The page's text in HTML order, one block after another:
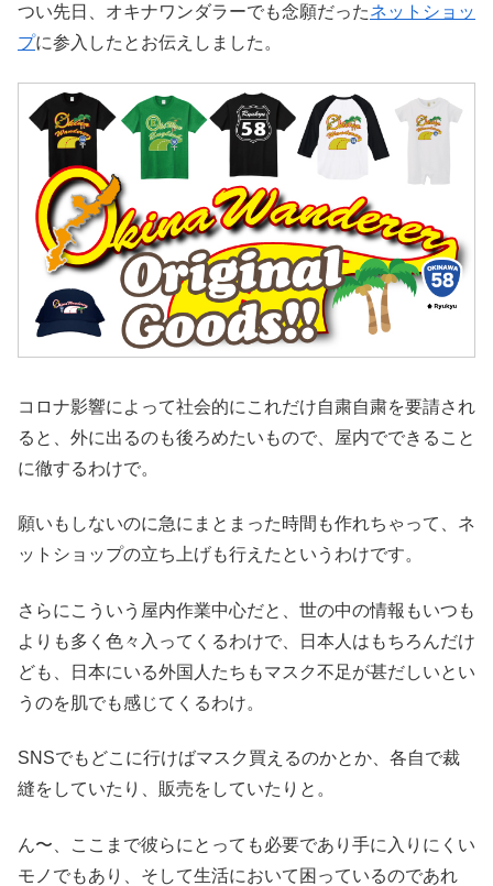
つい先日、オキナワンダラーでも念願だったネットショッ
プに参入したとお伝えしました。
コロナ影響によって社会的にこれだけ自粛自粛を要請され
ると、外に出るのも後ろめたいもので、屋内でできること
に徹するわけで。
願いもしないのに急にまとまった時間も作れちゃって、ネ
ットショップの立ち上げも行えたというわけです。
さらにこういう屋内作業中心だと、世の中の情報もいつも
よりも多く色々入ってくるわけで、日本人はもちろんだけ
ども、日本にいる外国人たちもマスク不足が甚だしいとい
うのを肌でも感じてくるわけ。
SNSでもどこに行けばマスク買えるのかとか、各自で裁
縫をしていたり、販売をしていたりと。
ん〜、ここまで彼らにとっても必要であり手に入りにくい
モノでもあり、そして生活において困っているのであれ